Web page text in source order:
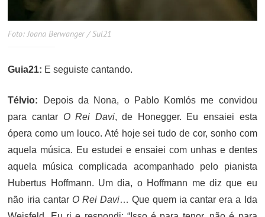
Foto: Joana Berwanger / Sul21
Guia21: E seguiste cantando.
Télvio:
Depois da Nona, o Pablo Komlós me convidou
para cantar O Rei Davi, de Honegger. Eu ensaiei esta
ópera como um louco. Até hoje sei tudo de cor, sonho com
aquela música. Eu estudei e ensaiei com unhas e dentes
aquela música complicada acompanhado pelo pianista
Hubertus Hoffmann. Um dia, o Hoffmann me diz que eu
não iria cantar O Rei Davi… Que quem ia cantar era a Ida